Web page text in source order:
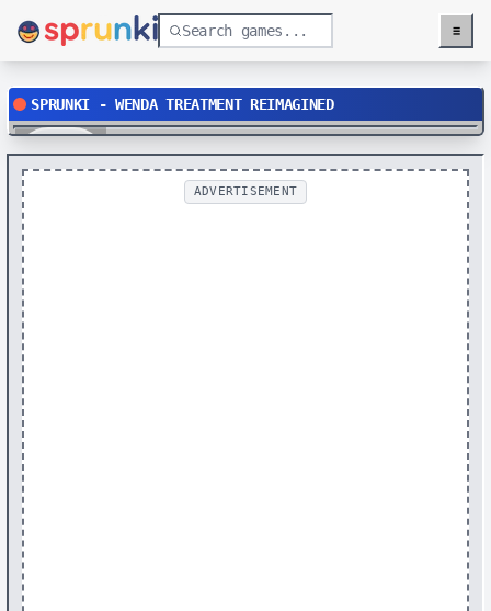
Menu
≡
SPRUNKI - WENDA TREATMENT REIMAGINED
Play
ADVERTISEMENT